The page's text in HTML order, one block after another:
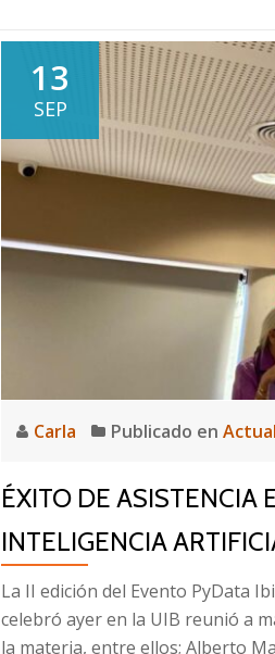
13
SEP
Carla Publicado en
ÉXITO DE ASISTENCIA
INTELIGENCIA
La II edición del Evento PyData
celebró ayer en la UIB reunió a
la materia, entre ellos; Alberto